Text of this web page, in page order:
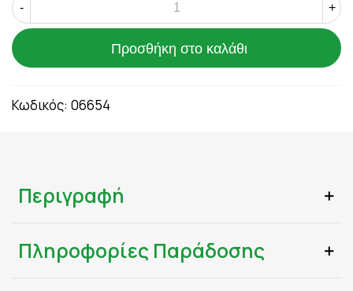
- +
Προσθήκη στο καλάθι
Κωδικός: 06654
Περιγραφή
Πληροφορίες Παράδοσης